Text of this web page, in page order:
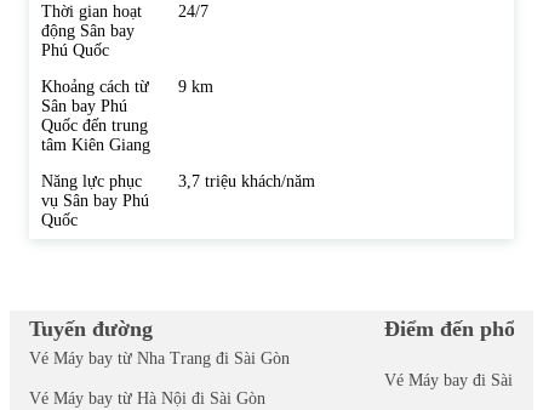
Thời gian hoạt
động Sân bay
Phú Quốc
24/7
Khoảng cách từ
Sân bay Phú
Quốc đến trung
tâm Kiên Giang
9 km
Năng lực phục
vụ Sân bay Phú
Quốc
3,7 triệu khách/năm
Tuyến đường
Vé Máy bay từ Nha Trang đi Sài Gòn
Vé Máy bay từ Hà Nội đi Sài Gòn
Điểm đến phổ
Vé Máy bay đi Sài